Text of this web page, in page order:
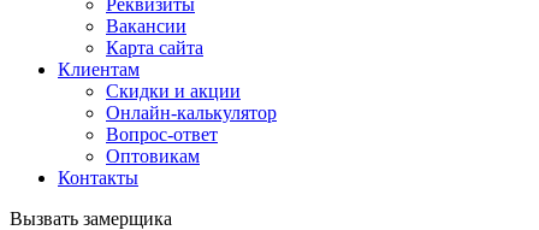
Реквизиты
Вакансии
Карта сайта
Клиентам
Скидки и акции
Онлайн-калькулятор
Вопрос-ответ
Оптовикам
Контакты
Вызвать замерщика